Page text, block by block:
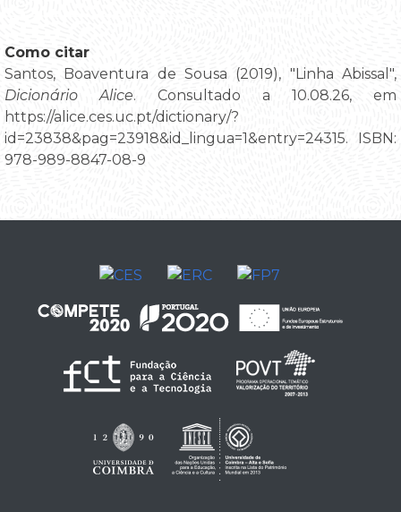
Como citar
Santos, Boaventura de Sousa (2019), "Linha Abissal",
Dicionário Alice. Consultado a 10.08.26, em
https://alice.ces.uc.pt/dictionary/?
id=23838&pag=23918&id_lingua=1&entry=24315. ISBN:
978-989-8847-08-9